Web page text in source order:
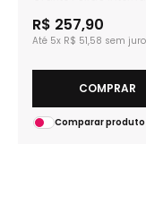
R$ 257,90
5x R$ 51,58
COMPRAR
Comparar produto